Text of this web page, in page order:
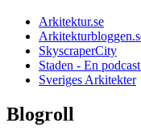
Arkitektur.se
SkyscraperCity
Staden - En
Sveriges Arkitekter
Blogroll